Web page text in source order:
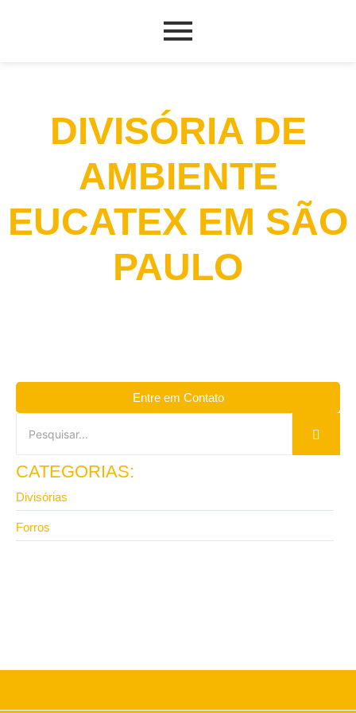
DIVISÓRIA DE
AMBIENTE
EUCATEX EM SÃO
PAULO
Entre em Contato
CATEGORIAS:
Divisórias
Forros